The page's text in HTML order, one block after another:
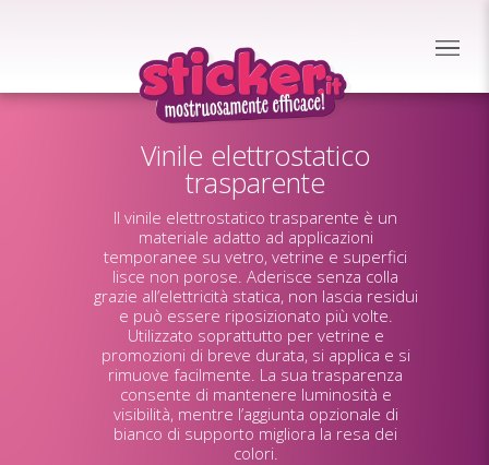
Vinile elettrostatico
trasparente
Il vinile elettrostatico trasparente è un
materiale adatto ad applicazioni
temporanee su vetro, vetrine e superfici
lisce non porose. Aderisce senza colla
grazie all’elettricità statica, non lascia residui
e può essere riposizionato più volte.
Utilizzato soprattutto per vetrine e
promozioni di breve durata, si applica e si
rimuove facilmente. La sua trasparenza
consente di mantenere luminosità e
visibilità, mentre l’aggiunta opzionale di
bianco di supporto migliora la resa dei
colori.